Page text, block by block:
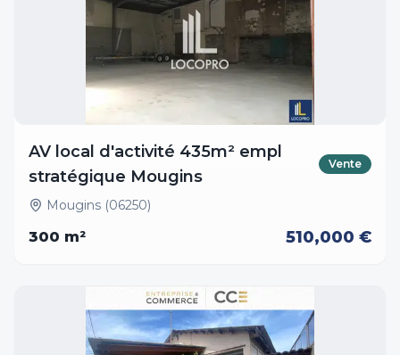
AV local d'activité 435m² empl
stratégique Mougins
Vente
Mougins (06250)
300 m² 510,000 €